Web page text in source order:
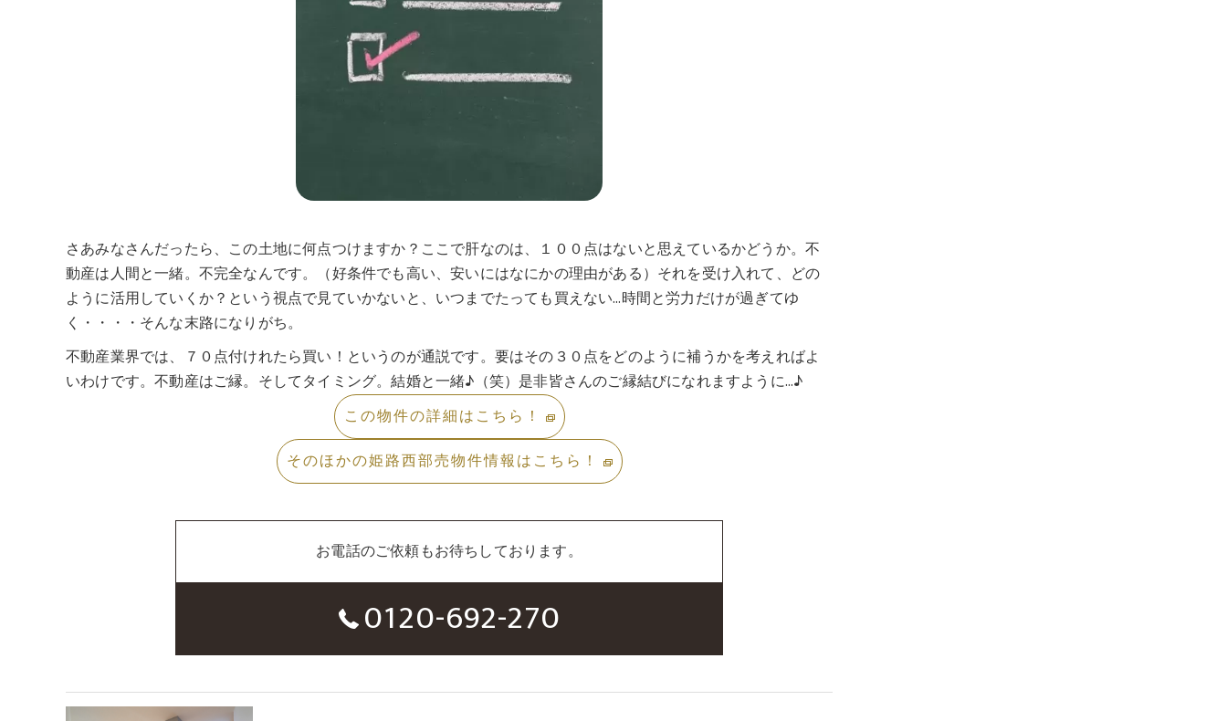
さあみなさんだったら、この土地に何点つけますか？ここで肝なのは、１００点はないと思えているかどうか。不
動産は人間と一緒。不完全なんです。（好条件でも高い、安いにはなにかの理由がある）それを受け入れて、どの
ように活用していくか？という視点で見ていかないと、いつまでたっても買えない…時間と労力だけが過ぎてゆ
く・・・・そんな末路になりがち。
不動産業界では、７０点付けれたら買い！というのが通説です。要はその３０点をどのように補うかを考えればよ
いわけです。不動産はご縁。そしてタイミング。結婚と一緒♪（笑）是非皆さんのご縁結びになれますように…♪
この物件の詳細はこちら！
そのほかの姫路西部売物件情報はこちら！
お電話のご依頼もお待ちしております。
0120-692-270